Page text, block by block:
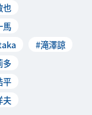
也
馬
#滝澤諒
多
平
夫